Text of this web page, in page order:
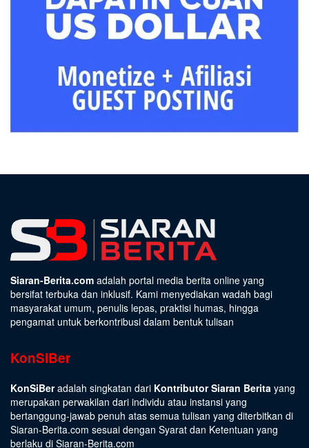
Siaran-Berita.com adalah portal media berita online yang
bersifat terbuka dan inklusif. Kami menyediakan wadah bagi
masyarakat umum, penulis lepas, praktisi humas, hingga
pengamat untuk berkontribusi dalam bentuk tulisan
KonSiBer
KonSiBeradalah singkatan dari Kontributor Siaran Berita yang
merupakan perwakilan dari individu atau instansi yang
bertanggung-jawab penuh atas semua tulisan yang diterbitkan di
Siaran-Berita.com sesuai dengan Syarat dan Ketentuan yang
berlaku di Siaran-Berita.com